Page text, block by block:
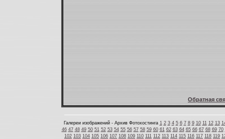
Обратная
Галереи изображений - Архив Фотохостинга 1 2 3 4 5 6 7 8 9 10 11 12 13
46 47 48 49 50 51 52 53 54 55 56 57 58 59 60 61 62 63 64 65 66 67 68 69 70
102 103 104 105 106 107 108 109 110 111 112 113 114 115 116 117 118 119